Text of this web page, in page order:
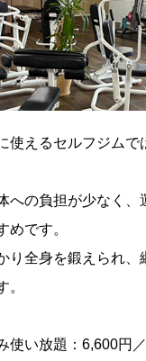
使えるセルフジムで
への負担が少なく、
めです。
り全身を鍛えられ、
。
使い放題：6,600円／